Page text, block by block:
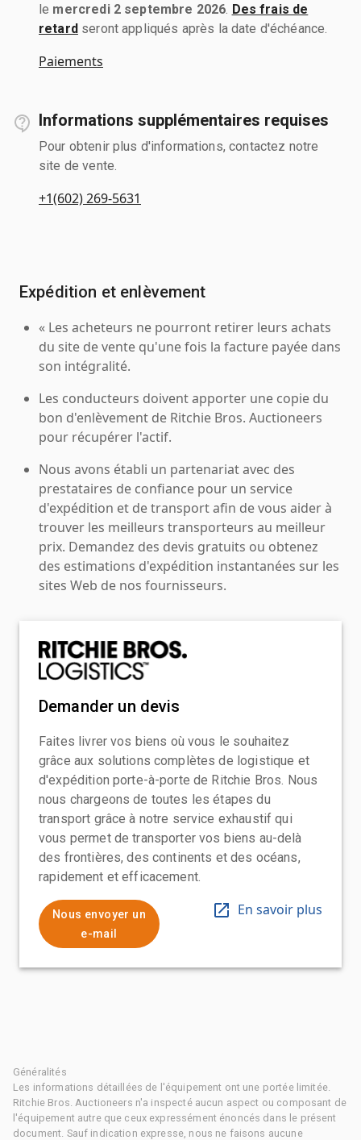
le mercredi 2 septembre 2026 Des frais de
retardseront appliqués après la date d'échéance.
Paiements
Informations supplémentaires requises
Pour obtenir plus d'informations, contactez notre
site de vente.
+1(602) 269-5631
Expédition et enlèvement
« Les acheteurs ne pourront retirer leurs achats
du site de vente qu'une fois la facture payée dans
son intégralité.
Les conducteurs doivent apporter une copie du
bon d'enlèvement de Ritchie Bros. Auctioneers
pour récupérer l'actif.
Nous avons établi un partenariat avec des
prestataires de confiance pour un service
d'expédition et de transport afin de vous aider à
trouver les meilleurs transporteurs au meilleur
prix. Demandez des devis gratuits ou obtenez
des estimations d'expédition instantanées sur les
sites Web de nos fournisseurs.
Demander un devis
Faites livrer vos biens où vous le souhaitez
grâce aux solutions complètes de logistique et
d'expédition porte-à-porte de Ritchie Bros. Nous
nous chargeons de toutes les étapes du
transport grâce à notre service exhaustif qui
vous permet de transporter vos biens au-delà
des frontières, des continents et des océans,
rapidement et efficacement.
Nous envoyer un
e-mail
En savoir plus
Généralités
Les informations détaillées de l'équipement ont une portée limitée.
Ritchie Bros. Auctioneers n'a inspecté aucun aspect ou composant de
l'équipement autre que ceux expressément énoncés dans le présent
document. Sauf indication expresse, nous ne faisons aucune